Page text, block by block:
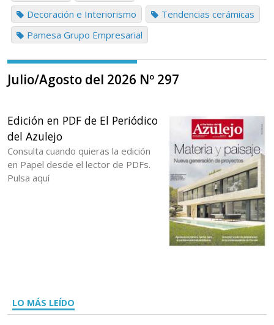
Decoración e Interiorismo
Tendencias cerámicas
Pamesa Grupo Empresarial
Julio/Agosto del 2026 Nº 297
Edición en PDF de El Periódico
del Azulejo
Consulta cuando quieras la edición
en Papel desde el lector de PDFs.
Pulsa aquí
LO MÁS LEÍDO